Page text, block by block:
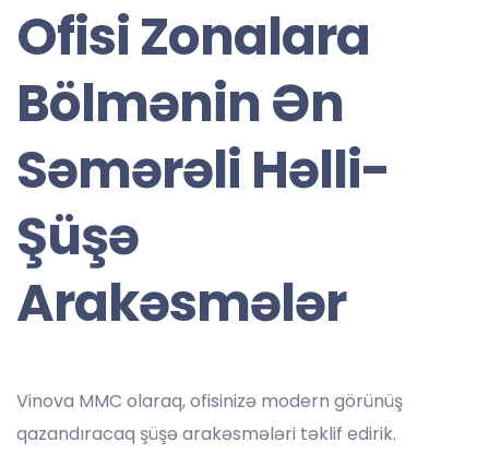
Ofisi Zonalara
Bölmənin Ən
Səmərəli Həlli-
Şüşə
Arakəsmələr
Vinova MMC olaraq, ofisinizə modern görünüş
qazandıracaq şüşə arakəsmələri təklif edirik.